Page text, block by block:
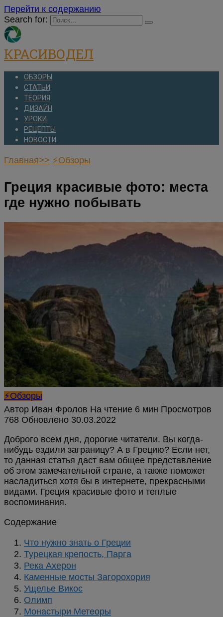
Перейти к содержанию
Search for:
КРАСИВОДЕЛ
ОБЗОРЫ
СТАТЬИ
ТЕОРИЯ
ДИЗАЙН
УРОКИ
РЕЦЕПТЫ
НОВОСТИ
Главная>> ⚡Обзоры
Греция красивые фото: места
где нужно побывать
⚡Обзоры
Автор Иван Фролов На чтение 6 мин Просмотров
768 Обновлено
Доброго всем дня, дорогие читатели. Вы когда-
нибудь ездили заграницу? А в Грецию? Если нет,
то данная статья даст вам общее представление
об этом замечательной стране, а также поможет
насладиться хотя бы в интернете, прекрасными
видами. Греция красивые фото и теплые
воспоминания.
Содержание
Что нужно знать о Греции
Турецкая крепость, Парга
Река Ахерон
Каменные мосты Загорохория
Ущелье Викос
Олимп
Монастыри Метеоры